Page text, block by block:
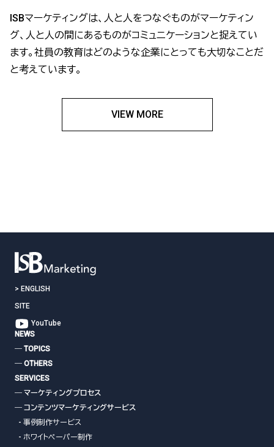
ISBマーケティングは、人と人をつなぐものがマーケティン
グ、人と人の間にあるものがコミュニケーションと捉えてい
ます。社員の教育はどのような企業にとっても大切なことだ
と考えています。
VIEW MORE
> ENGLISH
SITE
YouTube
NEWS
― TOPICS
― OTHERS
SERVICES
― マーケティングプロセス
― コンテンツマーケティングサービス
- 事例制作サービス
- ホワイトペーパー制作